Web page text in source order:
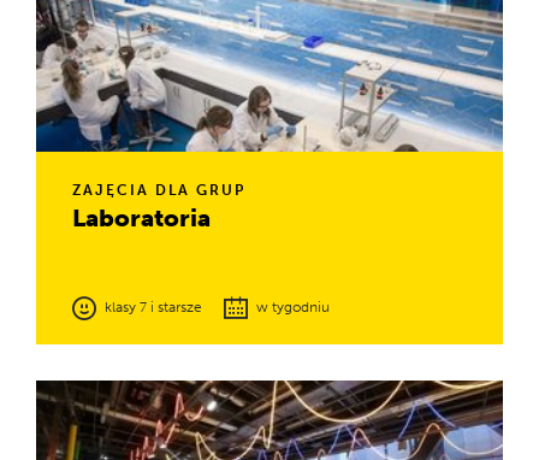
ZAJĘCIA DLA GRUP
Laboratoria
klasy 7 i starsze w tygodniu
specjalistów wykonacie samodzielnie ciekawe, a niekiedy
także niesamowite doświadczenia.